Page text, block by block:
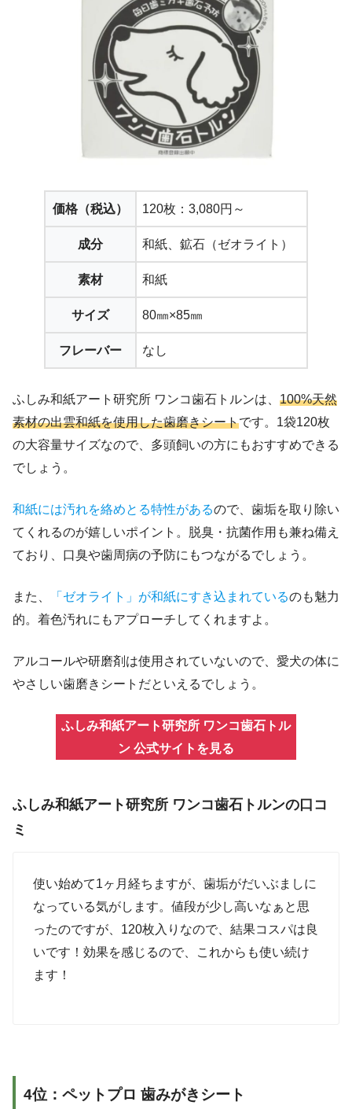
価格（税込） 120枚：3,080円～
成分 和紙、鉱石（ゼオライト）
素材 和紙
サイズ 80㎜×85㎜
フレーバー なし
ふしみ和紙アート研究所 ワンコ歯石トルンは、 100%天然
素材の出雲和紙を使用した歯磨きシートです。1袋120枚
の大容量サイズなので、多頭飼いの方にもおすすめできる
でしょう。
和紙には汚れを絡めとる特性があるので、歯垢を取り除い
てくれるのが嬉しいポイント。脱臭・抗菌作用も兼ね備え
ており、口臭や歯周病の予防にもつながるでしょう。
また、 「ゼオライト」が和紙にすき込まれているのも魅力
的。着色汚れにもアプローチしてくれますよ。
アルコールや研磨剤は使用されていないので、愛犬の体に
やさしい歯磨きシートだといえるでしょう。
ふしみ和紙アート研究所 ワンコ歯石トル
ン 公式サイトを見る
ふしみ和紙アート研究所 ワンコ歯石トルンの口コ
ミ
使い始めて1ヶ月経ちますが、歯垢がだいぶましに
なっている気がします。値段が少し高いなぁと思
ったのですが、120枚入りなので、結果コスパは良
いです！効果を感じるので、これからも使い続け
ます！
4位：ペットプロ 歯みがきシート